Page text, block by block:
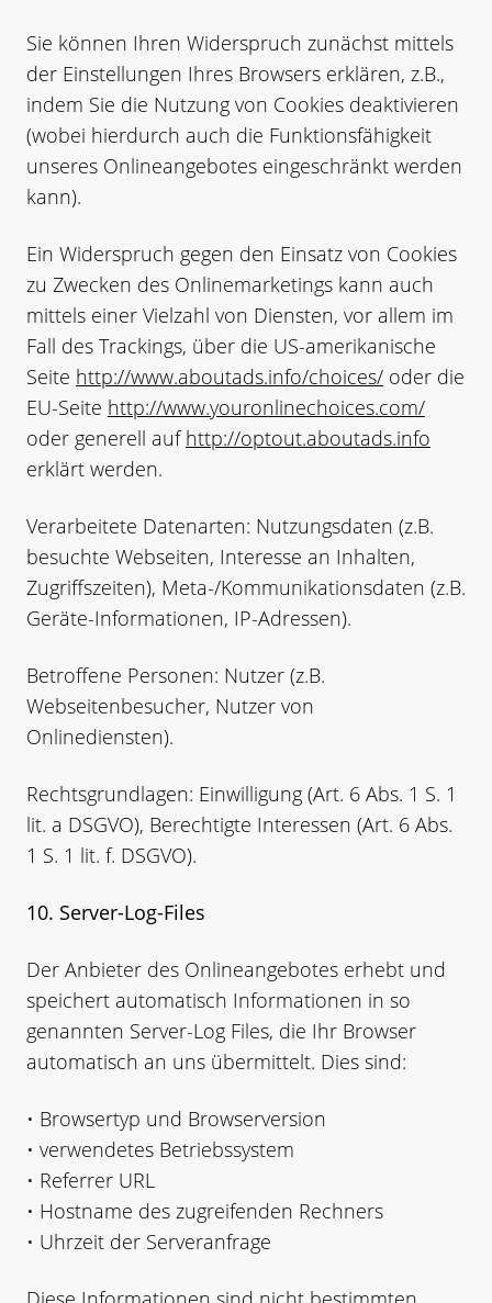
Sie können Ihren Widerspruch zunächst mittels
der Einstellungen Ihres Browsers erklären, z.B.,
indem Sie die Nutzung von Cookies deaktivieren
(wobei hierdurch auch die Funktionsfähigkeit
unseres Onlineangebotes eingeschränkt werden
kann).
Ein Widerspruch gegen den Einsatz von Cookies
zu Zwecken des Onlinemarketings kann auch
mittels einer Vielzahl von Diensten, vor allem im
Fall des Trackings, über die US-amerikanische
Seite http://www.aboutads.info/choices/ oder die
EU-Seite http://www.youronlinechoices.com/
oder generell aufhttp://optout.aboutads.info
erklärt werden.
Verarbeitete Datenarten: Nutzungsdaten (z.B.
besuchte Webseiten, Interesse an Inhalten,
Zugriffszeiten), Meta-/Kommunikationsdaten (z.B.
Geräte-Informationen, IP-Adressen).
Betroffene Personen: Nutzer (z.B.
Webseitenbesucher, Nutzer von
Onlinediensten).
Rechtsgrundlagen: Einwilligung (Art. 6 Abs. 1 S. 1
lit. a DSGVO), Berechtigte Interessen (Art. 6 Abs.
1 S. 1 lit. f. DSGVO).
10. Server-Log-Files
Der Anbieter des Onlineangebotes erhebt und
speichert automatisch Informationen in so
genannten Server-Log Files, die Ihr Browser
automatisch an uns übermittelt. Dies sind:
• Browsertyp und Browserversion
• verwendetes Betriebssystem
• Referrer URL
• Hostname des zugreifenden Rechners
• Uhrzeit der Serveranfrage